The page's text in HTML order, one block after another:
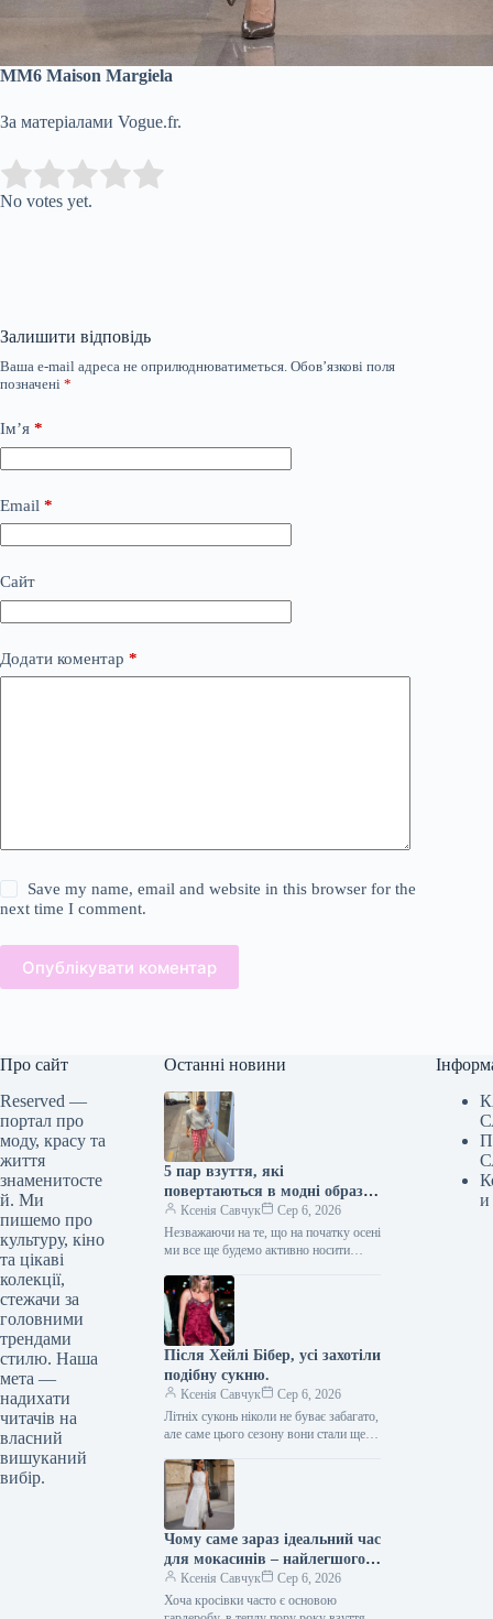
MM6 Maison Margiela
За матеріалами Vogue.fr.
Rate this item:
No votes yet.
Залишити відповідь
Ваша e-mail адреса не оприлюднюватиметься. Обов’язкові поля
позначені *
Ім’я *
Email *
Сайт
Додати коментар *
Save my name, email and website in this browser for the
next time I comment.
Опублікувати коментар
Про сайт
Reserved —
портал про
моду, красу та
життя
знаменитосте
й. Ми
пишемо про
культуру, кіно
та цікаві
колекції,
стежачи за
головними
трендами
стилю. Наша
мета —
надихати
читачів на
власний
вишуканий
вибір.
Останні новини
5 пар взуття, які
повертаються в модні образи
з приходом осені
Ксенія Савчук
Сер 6, 2026
Незважаючи на те, що на початку осені
ми все ще будемо активно носити
матимемо…
Після Хейлі Бібер, усі захотіли
подібну сукню.
Ксенія Савчук
Сер 6, 2026
Літніх суконь ніколи не буває забагато,
але саме цього сезону вони стали ще
остаточно відмовляються від…
Чому саме зараз ідеальний час
для мокасинів – найлегшого
закритого взуття
Ксенія Савчук
Сер 6, 2026
Хоча кросівки часто є основою
и